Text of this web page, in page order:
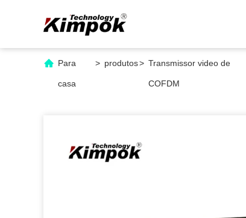
Para
casa
> produtos> Transmissor video de
COFDM